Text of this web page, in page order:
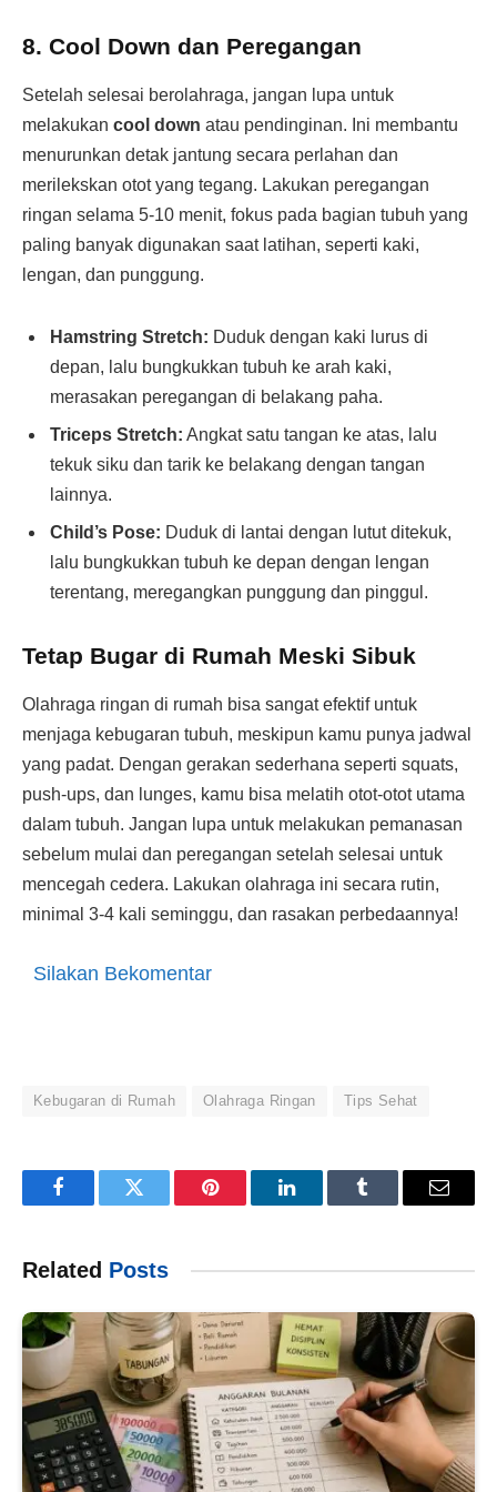
8. Cool Down dan Peregangan
Setelah selesai berolahraga, jangan lupa untuk
melakukan cool down atau pendinginan. Ini membantu
menurunkan detak jantung secara perlahan dan
merilekskan otot yang tegang. Lakukan peregangan
ringan selama 5-10 menit, fokus pada bagian tubuh yang
paling banyak digunakan saat latihan, seperti kaki,
lengan, dan punggung.
Hamstring Stretch: Duduk dengan kaki lurus di
depan, lalu bungkukkan tubuh ke arah kaki,
merasakan peregangan di belakang paha.
Triceps Stretch: Angkat satu tangan ke atas, lalu
tekuk siku dan tarik ke belakang dengan tangan
lainnya.
Child’s Pose: Duduk di lantai dengan lutut ditekuk,
lalu bungkukkan tubuh ke depan dengan lengan
terentang, meregangkan punggung dan pinggul.
Tetap Bugar di Rumah Meski Sibuk
Olahraga ringan di rumah bisa sangat efektif untuk
menjaga kebugaran tubuh, meskipun kamu punya jadwal
yang padat. Dengan gerakan sederhana seperti squats,
push-ups, dan lunges, kamu bisa melatih otot-otot utama
dalam tubuh. Jangan lupa untuk melakukan pemanasan
sebelum mulai dan peregangan setelah selesai untuk
mencegah cedera. Lakukan olahraga ini secara rutin,
minimal 3-4 kali seminggu, dan rasakan perbedaannya!
Silakan Bekomentar
Kebugaran di Rumah Olahraga Ringan Tips Sehat
FacebookTwitter Pinterest LinkedInTumblr Email
Related Posts